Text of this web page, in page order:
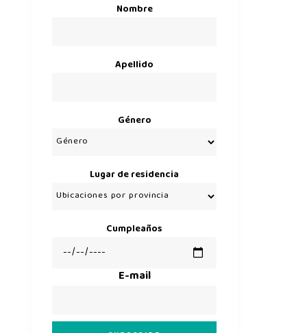
Nombre
Apellido
Género
Lugar de residencia
Cumpleaños
E-mail